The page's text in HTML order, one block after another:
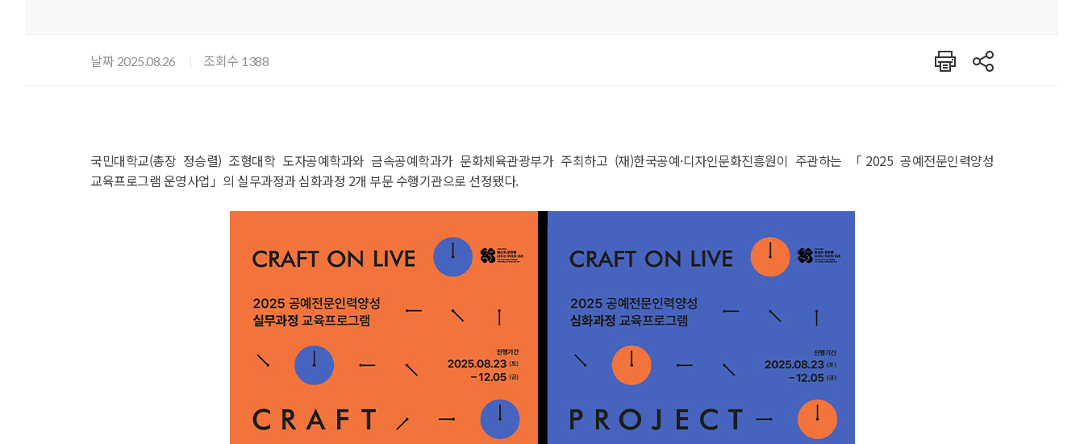
날짜 2025.08.26 조회수 1388 인쇄 공유
국민대학교(총장 정승렬) 조형대학 도자공예학과와 금속공예학과가 문화체육관광부가 주최하고 (재)한국공예·디자인문화진흥원이 주관하는 「2025 공예전문인력양성
교육프로그램 운영사업」의 실무과정과 심화과정 2개 부문 수행기관으로 선정됐다.